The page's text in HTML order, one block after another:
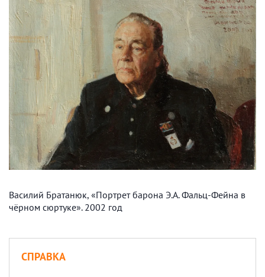
Василий Братанюк, «Портрет барона Э.А. Фальц-Фейна в
чёрном сюртуке». 2002 год
СПРАВКА